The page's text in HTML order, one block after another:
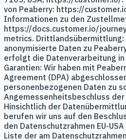
von Peaberry: https://
Informationen zu den
https://docs.customer.io/
metrics. Drittlandsübermittlung:
anonymisierte Daten zu
erfolgt die Datenverarbeitung in
Garantien: Wir haben mit
Agreement (DPA)
personenbezogenen Daten zu
Angemessenheitsbeschluss der
Hinsichtlich der
berufen wir uns auf den
den Datenschutzrahmen EU-USA
Liste der am Datenschutzrahmen